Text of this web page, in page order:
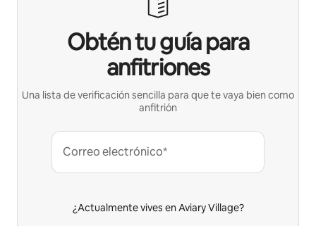
Obtén tu guía para
anfitriones
Una lista de verificación sencilla para que te vaya bien como
anfitrión
Correo electrónico*
¿Actualmente vives en Aviary Village?